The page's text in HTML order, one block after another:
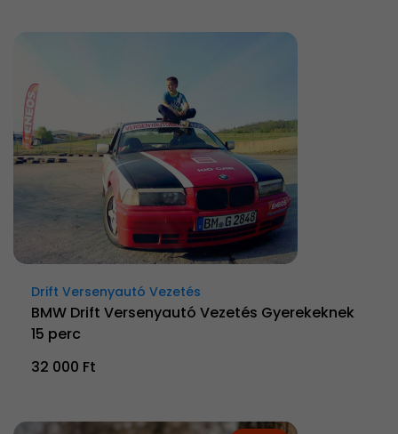
Drift Versenyautó Vezetés
BMW Drift Versenyautó Vezetés Gyerekeknek
15 perc
32 000 Ft